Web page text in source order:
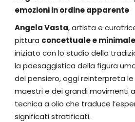
emozioni in ordine apparente
Angela Vasta, artista e
pittura concettuale e minimale
iniziato con lo studio della
la paesaggistica della figura
del pensiero, oggi reinterpreta
maestri e dei grandi movimenti
tecnica a olio che traduce
significati stratificati.